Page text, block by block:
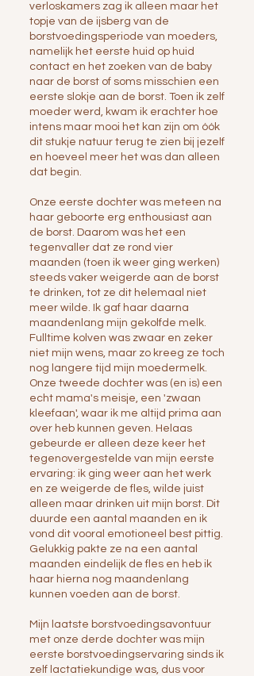
verloskamers zag ik alleen maar het
topje van de ijsberg van de
borstvoedingsperiode van moeders,
namelijk het eerste huid op huid
contact en het zoeken van de baby
naar de borst of soms misschien een
eerste slokje aan de borst. Toen ik zelf
moeder werd, kwam ik erachter hoe
intens maar mooi het kan zijn om óók
dit stukje natuur terug te zien bij jezelf
en hoeveel meer het was dan alleen
dat begin.
Onze eerste dochter was meteen na
haar geboorte erg enthousiast aan
de borst. Daarom was het een
tegenvaller dat ze rond vier
maanden (toen ik weer ging werken)
steeds vaker weigerde aan de borst
te drinken, tot ze dit helemaal niet
meer wilde. Ik gaf haar daarna
maandenlang mijn gekolfde melk.
Fulltime kolven was zwaar en zeker
niet mijn wens, maar zo kreeg ze toch
nog langere tijd mijn moedermelk.
Onze tweede dochter was (en is) een
echt mama's meisje, een 'zwaan
kleefaan', waar ik me altijd prima aan
over heb kunnen geven. Helaas
gebeurde er alleen deze keer het
tegenovergestelde van mijn eerste
ervaring: ik ging weer aan het werk
en ze weigerde de fles, wilde juist
alleen maar drinken uit mijn borst. Dit
duurde een aantal maanden en ik
vond dit vooral emotioneel best pittig.
Gelukkig pakte ze na een aantal
maanden eindelijk de fles en heb ik
haar hierna nog maandenlang
kunnen voeden aan de borst.
Mijn laatste borstvoedingsavontuur
met onze derde dochter was mijn
eerste borstvoedingservaring sinds ik
zelf lactatiekundige was, dus voor